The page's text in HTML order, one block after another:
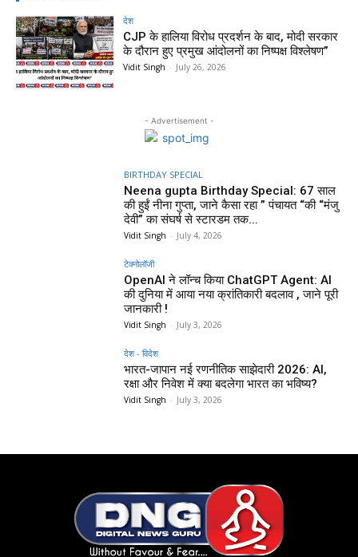
देश
CJP के हालिया विरोध प्रदर्शन के बाद, मोदी सरकार
के दौरान हुए प्रमुख आंदोलनों का निष्पक्ष विश्लेषण”
Vidit Singh - July 26, 2026
- Advertisement -
BIRTHDAY SPECIAL
Neena gupta Birthday Special: 67 साल
की हुईं नीना गुप्ता, जाने कैसा रहा ” पंचायत “की “मंजु
देवी” का संघर्ष से स्टारडम तक...
Vidit Singh - July 4, 2026
टेक्नोलॉजी
OpenAI ने लॉन्च किया ChatGPT Agent: AI
की दुनिया में आया नया क्रांतिकारी बदलाव , जाने पूरी
जानकारी !
Vidit Singh - July 3, 2026
देश - विदेश
भारत-जापान नई रणनीतिक साझेदारी 2026: AI,
रक्षा और निवेश में क्या बदलेगा भारत का भविष्य?
Vidit Singh - July 3, 2026